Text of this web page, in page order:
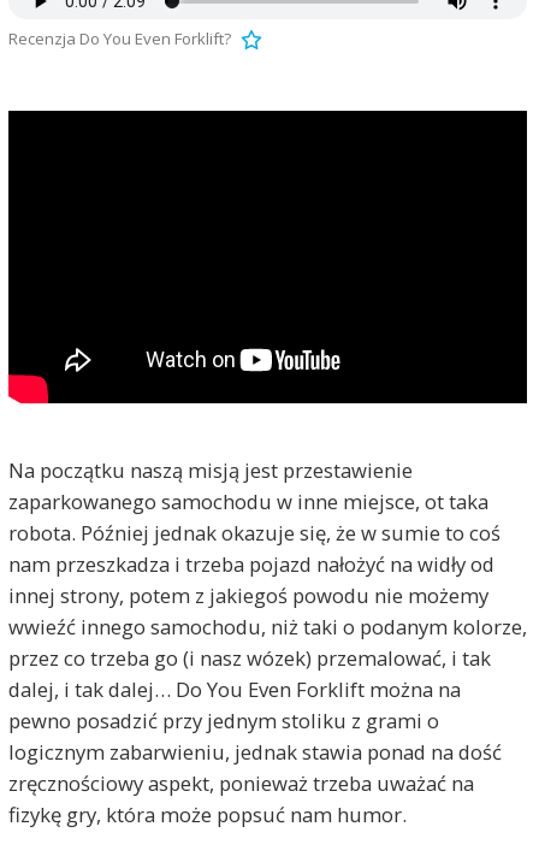
Recenzja Do You Even Forklift?
Na początku naszą misją jest przestawienie
zaparkowanego samochodu w inne miejsce, ot taka
robota. Później jednak okazuje się, że w sumie to coś
nam przeszkadza i trzeba pojazd nałożyć na widły od
innej strony, potem z jakiegoś powodu nie możemy
wwieźć innego samochodu, niż taki o podanym kolorze,
przez co trzeba go (i nasz wózek) przemalować, i tak
dalej, i tak dalej… Do You Even Forklift można na
pewno posadzić przy jednym stoliku z grami o
logicznym zabarwieniu, jednak stawia ponad na dość
zręcznościowy aspekt, ponieważ trzeba uważać na
fizykę gry, która może popsuć nam humor.